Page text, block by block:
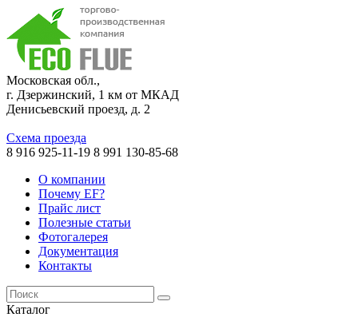
Московская обл.,
г. Дзержинский, 1 км от МКАД
Денисьевский проезд, д. 2
Схема проезда
8 916 925-11-19 8 991 130-85-68
О компании
Почему EF?
Прайс лист
Полезные статьи
Фотогалерея
Документация
Контакты
Каталог